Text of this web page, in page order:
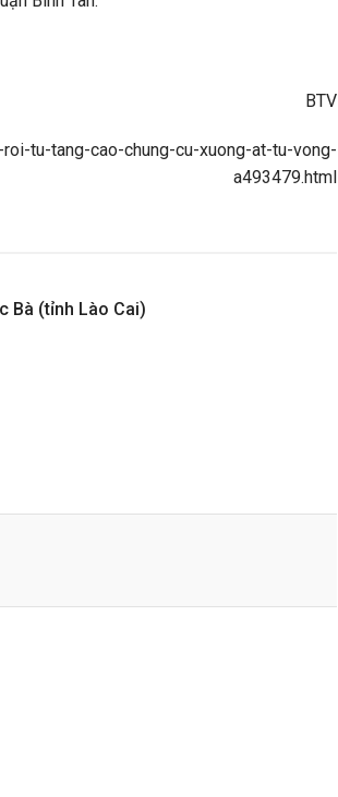
BTV
tu-tang-cao-chung-cu-xuong-at-tu-vong-
a493479.html
Bà (tỉnh Lào Cai)